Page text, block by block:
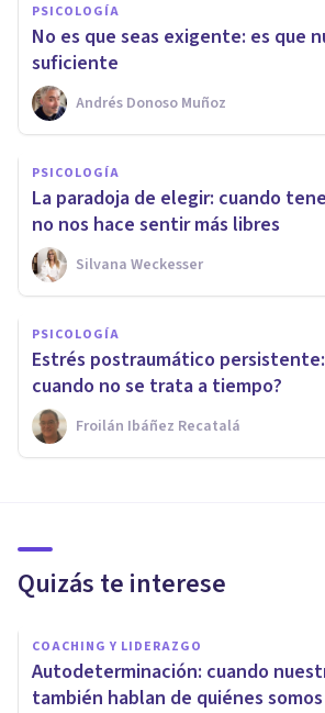
PSICOLOGÍA
No es que seas exigente: es que
suficiente
Andrés Donoso Muñoz
PSICOLOGÍA
La paradoja de elegir: cuando
no nos hace sentir más libres
Silvana Weckesser
PSICOLOGÍA
Estrés postraumático
cuando no se trata a tiempo?
Froilán Ibáñez Recatalá
Quizás te interese
COACHING Y LIDERAZGO
Autodeterminación: cuando
también hablan de quiénes somos